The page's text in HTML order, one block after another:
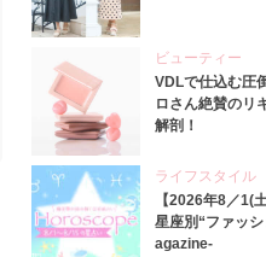
ビューティー
VDLで仕込む圧
ロさん絶賛のリ
解剖！
ライフスタイル
【2026年8／1(
星座別“ファッ
agazine-